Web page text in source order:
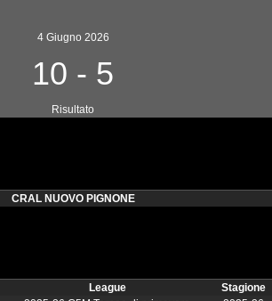
4 Giugno 2026
10 - 5
Risultato
CRAL NUOVO PIGNONE
League
Stagione